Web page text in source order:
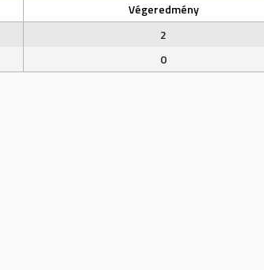
Végeredmény
2
0